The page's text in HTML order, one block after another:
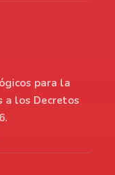
para la
a los Decretos